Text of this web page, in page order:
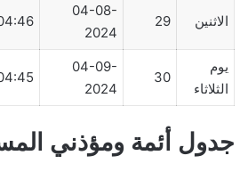
الاثنين 29
04-08-
2024
يوم
الثلاثاء
30
04-09-
2024
جدول أئمة ومؤذني